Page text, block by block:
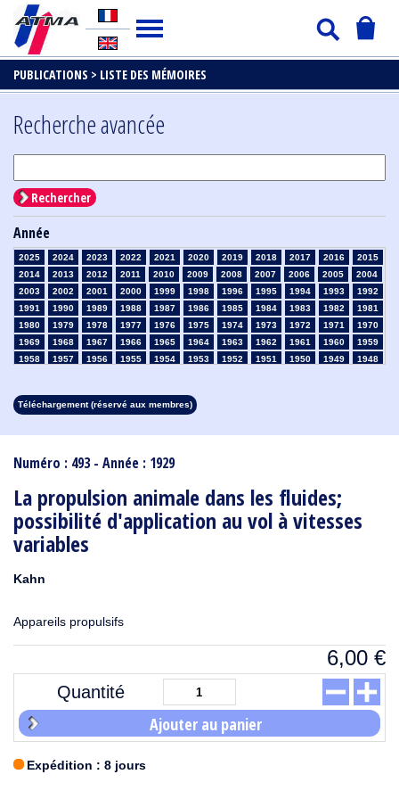
PUBLICATIONS > LISTE DES MÉMOIRES
Numéro : 493 - Année : 1929
La propulsion animale dans les fluides;
possibilité d'application au vol à vitesses
variables
Kahn
Appareils propulsifs
6,00 €
Quantité
Ajouter au panier
Expédition : 8 jours
Recherche avancée
Rechercher
Année
2025 2024 2023 2022 2021 2020 2019 2018 2017 2016
2015
2014
2013 2012 2011 2010 2009 2008 2007 2006 2005
2004
2003
2002 2001 2000 1999 1998 1996 1995 1994 1993
1992
1991
1990 1989 1988 1987 1986 1985 1984 1983 1982
1981
1980
1979 1978 1977 1976 1975 1974 1973 1972 1971
1970
1969
1968 1967 1966 1965 1964 1963 1962 1961 1960
1959
1958
1957 1956 1955 1954 1953 1952 1951 1950 1949
1948
1913
1912 1911 1910 1909 1908
Téléchargement (réservé aux membres)